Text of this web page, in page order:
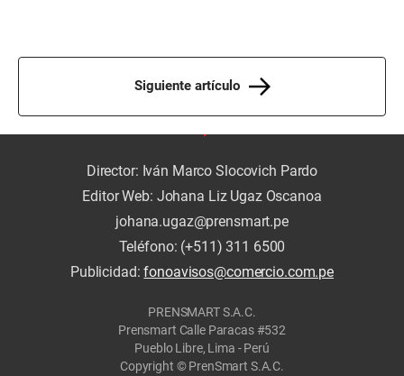
Siguiente artículo
Director: Iván Marco Slocovich Pardo
Editor Web: Johana Liz Ugaz Oscanoa
johana.ugaz@prensmart.pe
Teléfono: (+511) 311 6500
Publicidad:fonoavisos@comercio.com.pe
PRENSMART S.A.C.
Prensmart Calle Paracas #532
Pueblo Libre, Lima - Perú
Copyright © PrenSmart S.A.C.